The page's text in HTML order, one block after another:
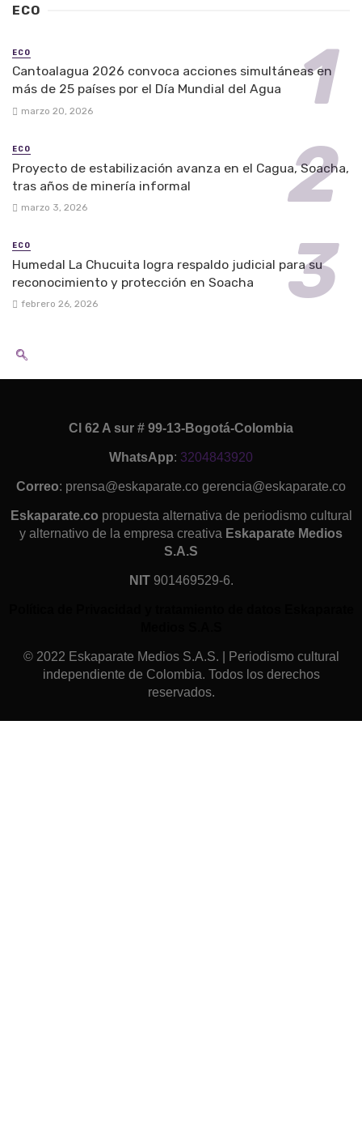
ECO
ECO
Cantoalagua 2026 convoca acciones simultáneas en
más de 25 países por el Día Mundial del Agua
marzo 20, 2026
ECO
Proyecto de estabilización avanza en el Cagua, Soacha,
tras años de minería informal
marzo 3, 2026
ECO
Humedal La Chucuita logra respaldo judicial para su
reconocimiento y protección en Soacha
febrero 26, 2026
Cl 62 A sur # 99-13-Bogotá-Colombia
WhatsApp: 3204843920
Correo: prensa@eskaparate.co gerencia@eskaparate.co
Eskaparate.co propuesta alternativa de periodismo cultural
y alternativo de la empresa creativa Eskaparate Medios
S.A.S
NIT 901469529-6.
© 2022 Eskaparate Medios S.A.S. | Periodismo cultural
independiente de Colombia. Todos los derechos
reservados.